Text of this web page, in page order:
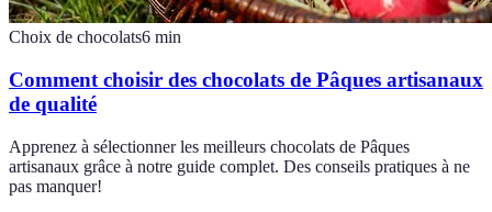
Choix de chocolats6 min
Comment choisir des chocolats de Pâques artisanaux
de qualité
Apprenez à sélectionner les meilleurs chocolats de Pâques
artisanaux grâce à notre guide complet. Des conseils pratiques à ne
pas manquer!